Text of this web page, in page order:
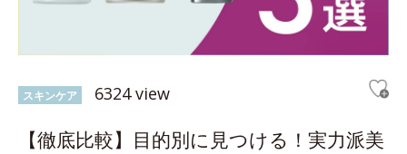
スキンケア 6324 view
【徹底比較】目的別に見つける！実力派美